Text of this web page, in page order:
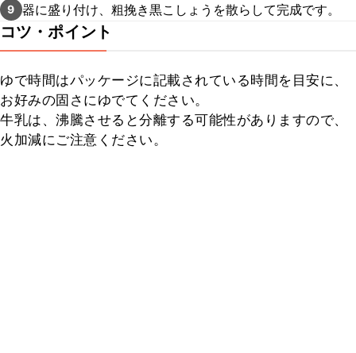
9 器に盛り付け、粗挽き黒こしょうを散らして完成です。
コツ・ポイント
ゆで時間はパッケージに記載されている時間を目安に、
お好みの固さにゆでてください。
牛乳は、沸騰させると分離する可能性がありますので、
火加減にご注意ください。